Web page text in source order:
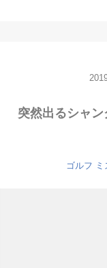
突然出るシャ
ゴルフ ミ